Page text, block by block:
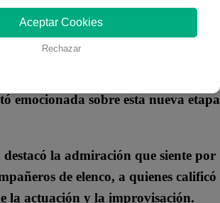
confesó que uno de sus principales
programa será mostrarse tal y como
emocionada sobre esta nueva etapa
la admiración que siente por
de elenco, a quienes calificó
la actuación y la improvisación.
Aceptar Cookies
Rechazar